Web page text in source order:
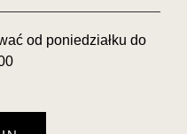
od poniedziałku do